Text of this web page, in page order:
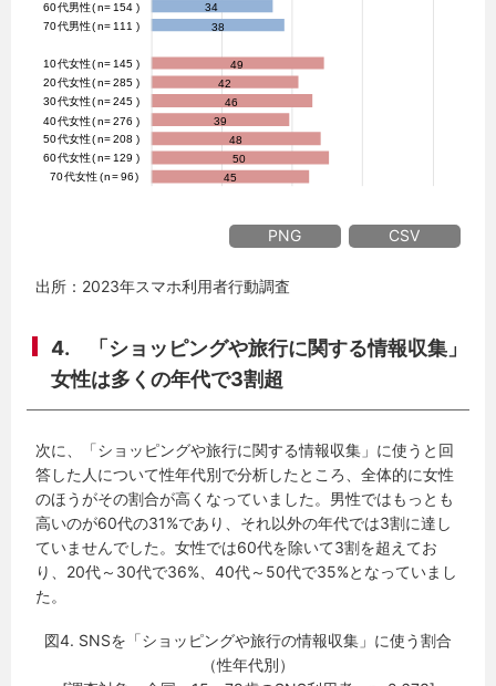
PNG CSV
出所：2023年スマホ利用者行動調査
4. 「ショッピングや旅行に関する情報収集」
女性は多くの年代で3割超
次に、「ショッピングや旅行に関する情報収集」に使うと回
答した人について性年代別で分析したところ、全体的に女性
のほうがその割合が高くなっていました。男性ではもっとも
高いのが60代の31%であり、それ以外の年代では3割に達し
ていませんでした。女性では60代を除いて3割を超えてお
り、20代～30代で36%、40代～50代で35%となっていまし
た。
図4. SNSを「ショッピングや旅行の情報収集」に使う割合
（性年代別）